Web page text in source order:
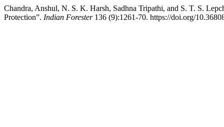
Chandra, Anshul, N. S. K. Harsh, Sadhna Tripathi, and S. T. S.
Protection”. Indian Forester136 (9):1261-70. https://doi.org/